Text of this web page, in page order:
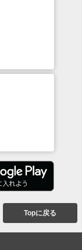
Topに戻る